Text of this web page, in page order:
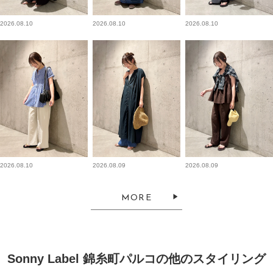
2026.08.10 2026.08.10 2026.08.10
2026.08.10 2026.08.09 2026.08.09
MORE
Sonny Label 錦糸町パルコの他のスタイリング